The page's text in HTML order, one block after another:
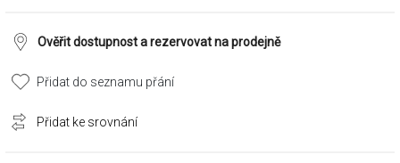
Ověřit dostupnost a rezervovat na prodejně
Přidat do seznamu přání
Přidat ke srovnání